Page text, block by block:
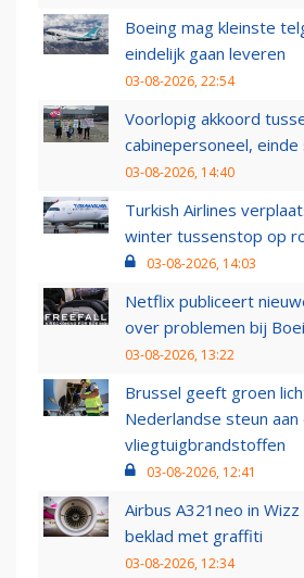
Boeing mag kleinste
eindelijk gaan leveren
03-08-2026, 22:54
Voorlopig akkoord
cabinepersoneel, einde
03-08-2026, 14:40
Turkish Airlines
winter tussenstop op
03-08-2026, 14:03
Netflix publiceert
over problemen bij
03-08-2026, 13:22
Brussel geeft groen
Nederlandse steun aan
vliegtuigbrandstoffen
03-08-2026, 12:41
Airbus A321neo in
beklad met graffiti
03-08-2026, 12:34